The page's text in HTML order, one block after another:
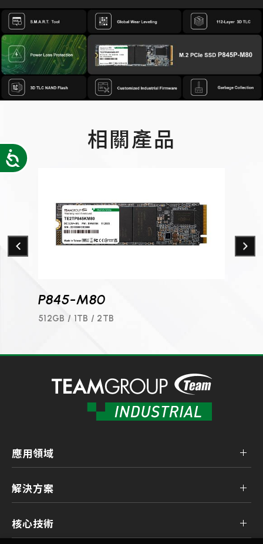
Accessibility
相關產品
M80
/ 1TB / 2TB
應用領域
解決方案
核心技術